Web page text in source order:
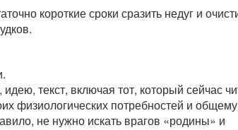
короткие сроки сразить недуг и
текст, включая тот, который сейчас
физиологических потребностей и общему
не нужно искать врагов «родины» и